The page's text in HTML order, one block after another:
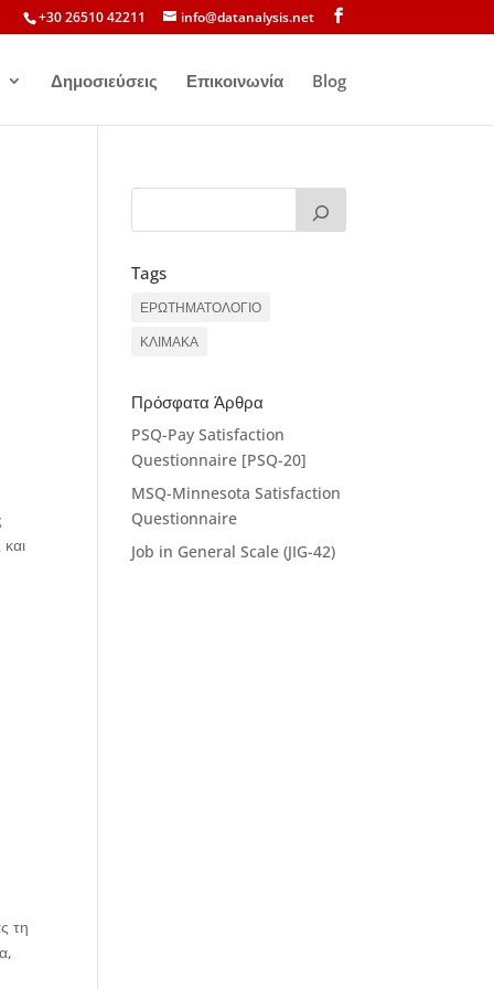
+30 26510 42211 info@datanalysis.net
Δημοσιεύσεις Επικοινωνία Blog
τη
Tags
ΕΡΩΤΗΜΑΤΟΛΟΓΙΟ
ΚΛΙΜΑΚΑ
Πρόσφατα Άρθρα
PSQ-Pay Satisfaction
Questionnaire [PSQ-20]
MSQ-Minnesota Satisfaction
Questionnaire
Job in General Scale (JIG-42)